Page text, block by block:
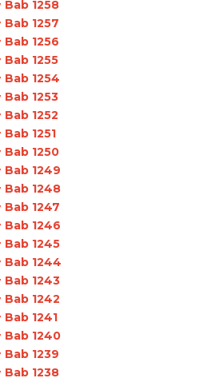
1258
1257
1256
1255
1254
1253
1252
1251
1250
1249
Bab 1248
1247
1246
1245
Bab 1244
1243
1242
1241
Bab 1240
1239
1238